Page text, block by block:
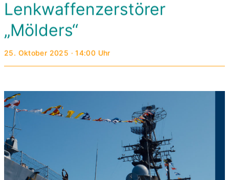
Lenkwaffenzerstörer
„Mölders“
25. Oktober 2025 · 14:00 Uhr